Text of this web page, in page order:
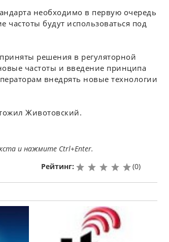
необходимо в первую очередь
частоты будут использоваться под
решения в регуляторной
частоты и введение принципа
внедрять новые технологии
Животовский.
и нажмите Ctrl+Enter.
Рейтинг: (0)